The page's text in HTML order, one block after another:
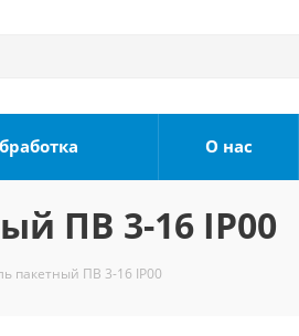
О нас
ПВ 3-16 IP00
пакетный ПВ 3-16 IP00